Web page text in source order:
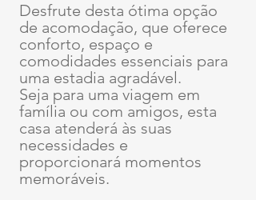
Desfrute desta ótima opção
de acomodação, que oferece
conforto, espaço e
comodidades essenciais para
uma estadia agradável.
Seja para uma viagem em
família ou com amigos, esta
casa atenderá às suas
necessidades e
proporcionará momentos
memoráveis.